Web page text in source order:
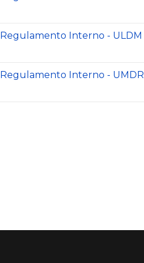
Regulamento Interno - ULDM
Regulamento Interno - UMDR